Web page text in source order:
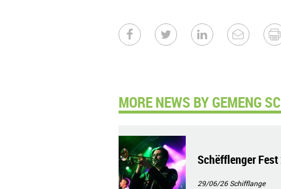
MORE NEWS BY GEMENG
Schëfflenger
29/06/26Schifflange